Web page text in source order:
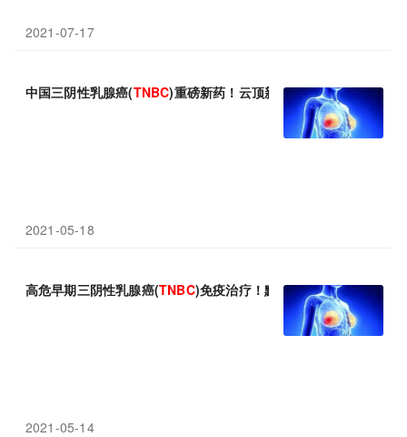
2021-07-17
中国三阴性乳腺癌(TNBC)重磅新药！云顶新耀戈沙妥组单抗
2021-05-18
高危早期三阴性乳腺癌(TNBC)免疫治疗！默沙东Keytruda新辅助
2021-05-14